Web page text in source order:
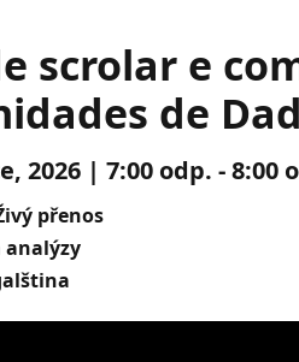
scrolar e
de
2026 | 7:00 odp. -
přenos
analýzy